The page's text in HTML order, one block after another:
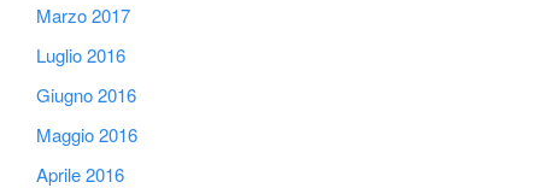
Marzo 2017
Luglio 2016
Giugno 2016
Maggio 2016
Aprile 2016